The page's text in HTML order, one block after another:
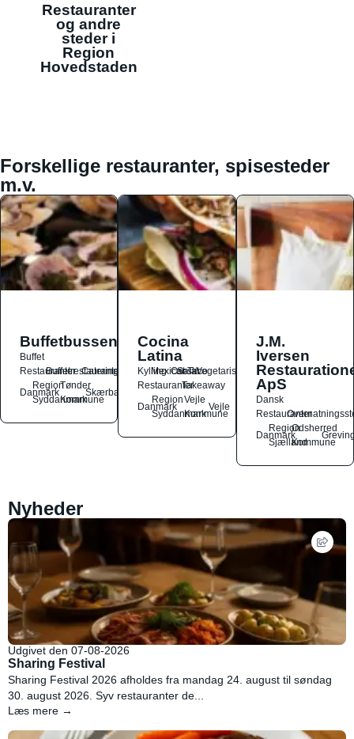
Restauranter
og andre
steder i
Region
Hovedstaden
Forskellige restauranter, spisesteder
m.v.
Buffetbussen
Buffet
Restauranter
Buffetrestauranter
Catering
Danmark
Region
Syddanmark
Tønder
Kommune
Skærbæk
Cocina
Latina
Kylling
Mexicansk
OstSalat
TacoVegetarisk
RestauranterTakeaway
Danmark
Region
Syddanmark
Vejle
Kommune
Vejle
J.M.
Iversen
ApS
Dansk
Restauranter
Danmark
Region
Sjælland
Odsherred
Kommune
Nyheder
Udgivet den 07-08-2026
Sharing Festival
Sharing Festival 2026 afholdes fra mandag 24. august til søndag
30. august 2026. Syv restauranter de...
Læs mere →